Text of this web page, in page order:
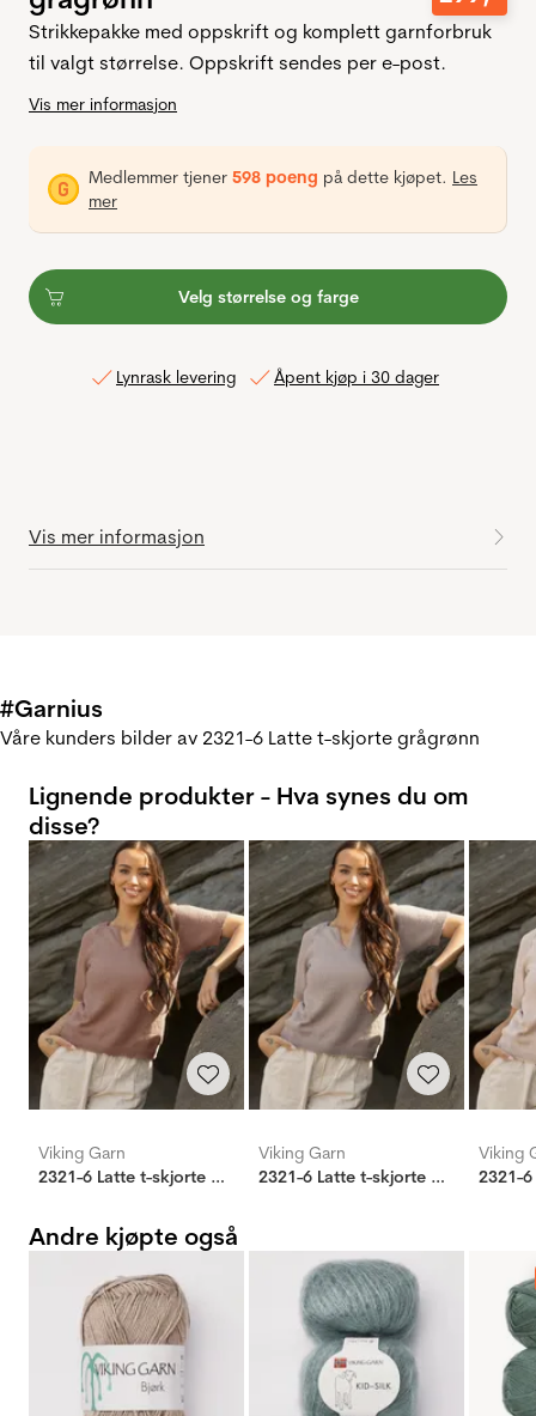
Strikkepakke med oppskrift og komplett garnforbruk
til valgt størrelse. Oppskrift sendes per e-post.
Vis mer informasjon
Medlemmer tjener 598 poeng på dette kjøpet. Les
mer
Velg størrelse og farge
Lynrask levering Åpent kjøp i 30 dager
Vis mer informasjon
#Garnius
Våre kunders bilder av 2321-6 Latte t-skjorte grågrønn
Lignende produkter - Hva synes du om
disse?
Viking Garn
2321-6 Latte t-skjorte brunrosa
Viking Garn
2321-6 Latte t-skjorte gråbeige
Viking
Andre kjøpte også